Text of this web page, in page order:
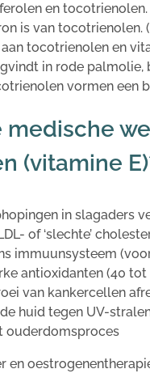
en
is van tocotrienolen.
tocotrienolen en
in rode
vormen een
medische
(vitamine
in slagaders
of ‘slechte’
immuunsysteem
antioxidanten (40
van kankercellen
huid tegen UV-
ouderdomsproces
en